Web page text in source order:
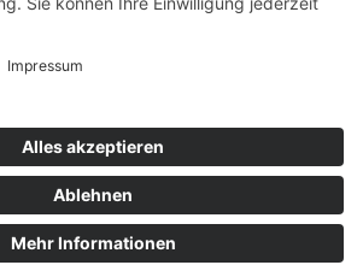
Verlag, Inhaber Carsten Frahm
24113 Kiel
Sie uns:redaktion@kiellokal.de
Impressum Datenschutz